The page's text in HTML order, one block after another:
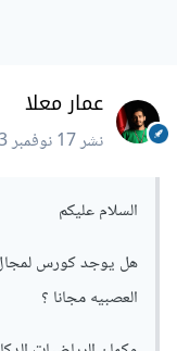
عمار معلا
نشر17 نوفمبر 2023
السلام عليكم
هل يوجد كورس لمجال
العصبيه مجانا ؟